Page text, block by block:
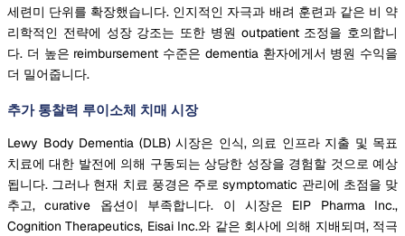
세련미 단위를 확장했습니다. 인지적인 자극과 배려 훈련과 같은 비 약
리학적인 전략에 성장 강조는 또한 병원 outpatient 조정을 호의합니
다. 더 높은 reimbursement 수준은 dementia 환자에게서 병원 수익을
더 밀어줍니다.
추가 통찰력 루이소체 치매 시장
Lewy Body Dementia (DLB) 시장은 인식, 의료 인프라 지출 및 목표
치료에 대한 발전에 의해 구동되는 상당한 성장을 경험할 것으로 예상
됩니다. 그러나 현재 치료 풍경은 주로 symptomatic 관리에 초점을 맞
추고, curative 옵션이 부족합니다. 이 시장은 EIP Pharma Inc.,
Cognition Therapeutics, Eisai Inc.와 같은 회사에 의해 지배되며, 적극